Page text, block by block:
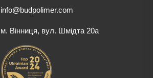
info@budpolimer.com
м. Вінниця, вул. Шмідта 20а